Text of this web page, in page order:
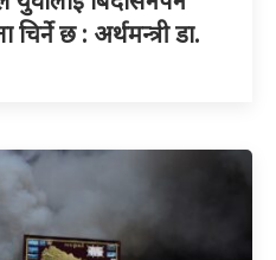
चिर्ने छ : अर्थमन्त्री डा.